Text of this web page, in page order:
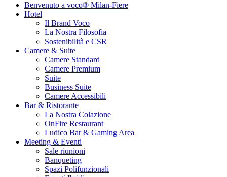
Benvenuto a voco® Milan-Fiere
Hotel
Il Brand Voco
La Nostra Filosofia
Sostenibilità e CSR
Camere & Suite
Camere Standard
Camere Premium
Suite
Business Suite
Camere Accessibili
Bar & Ristorante
La Nostra Colazione
OnFire Restaurant
Ludico Bar & Gaming Area
Meeting & Eventi
Sale riunioni
Banqueting
Spazi Polifunzionali